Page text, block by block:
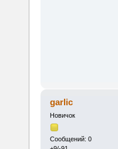
garlic
Новичок
Сообщений: 0